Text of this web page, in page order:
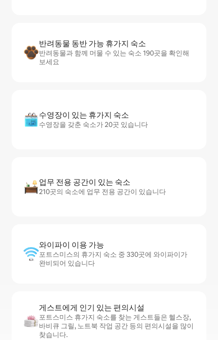
반려동물 동반 가능 휴가지 숙소
반려동물과 함께 머물 수 있는 숙소 190곳을 확인해
보세요
수영장이 있는 휴가지 숙소
수영장을 갖춘 숙소가 20곳 있습니다
업무 전용 공간이 있는 숙소
210곳의 숙소에 업무 전용 공간이 있습니다
와이파이 이용 가능
포트스미스의 휴가지 숙소 중 330곳에 와이파이가
완비되어 있습니다
게스트에게 인기 있는 편의시설
포트스미스 휴가지 숙소를 찾는 게스트들은 헬스장,
바비큐 그릴, 노트북 작업 공간 등의 편의시설을 많이
찾습니다.